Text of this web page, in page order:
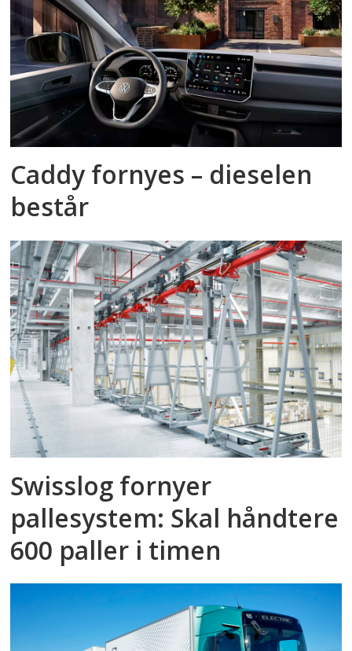
Caddy fornyes – dieselen
består
Swisslog fornyer
pallesystem: Skal håndtere
600 paller i timen